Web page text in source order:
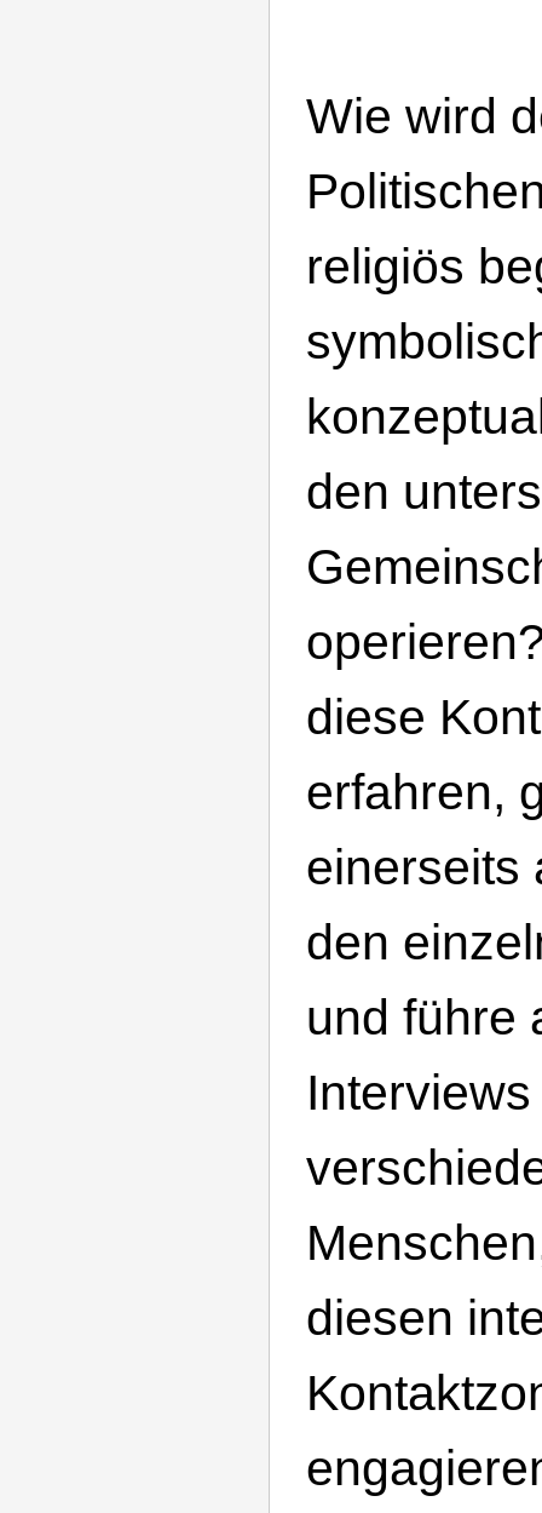
Wie wird
religiös
den
diese
erfahren,
einerseits
den
und führe
diesen